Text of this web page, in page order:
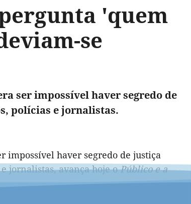
'quem
se
ser impossível haver segredo de
polícias e jornalistas.
impossível haver segredo de justiça
jornalistas, avança hoje oPúblico e a